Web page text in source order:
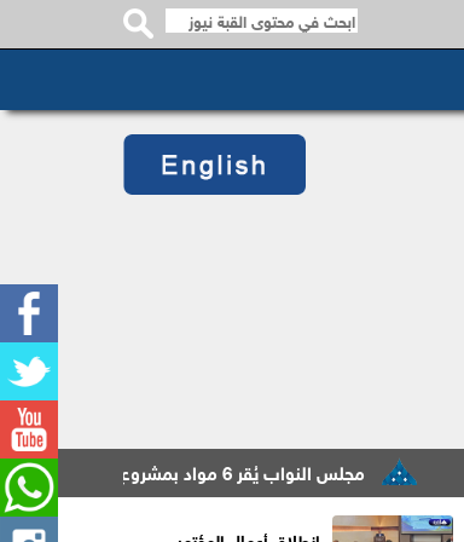
مجلس النواب يُقر 6 مواد بمشروع قانون الاعتماد وضمان الجودة